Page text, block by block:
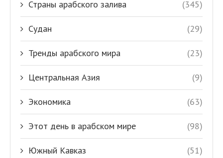
Страны арабского залива (345)
Судан (29)
Тренды арабского мира (23)
Центральная Азия (9)
Экономика (63)
Этот день в арабском мире (98)
Южный Кавказ (51)